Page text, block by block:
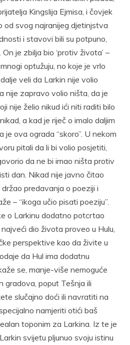
Kingslija Ejmisa, i čovjek
od svog najranijeg djetinjstva
i stavovi bili su potpuno,
je zbilja bio ‘protiv života’ –
optužuju, no koje je vrlo
veli da Larkin nije volio
nije zapravo volio ništa, da je
nije želio nikud ići niti raditi bilo
a kad je riječ o imalo daljim
ova ograda “skoro”. U nekom
pitali da li bi volio posjetiti,
da ne bi imao ništa protiv
dan. Nikad nije javno čitao
predavanja o poeziji i
– “ikoga učio pisati poeziju”.
o Larkinu dodatno potcrtao
dio života proveo u Hulu,
perspektive kao da živite u
da Hul ima dodatnu
se, manje-više nemoguće
gradova, poput Tešnja ili
slučajno doći ili navratiti na
namjeriti otići baš
toponim za Larkina. Iz te je
svijetu pljunuo svoju istinu